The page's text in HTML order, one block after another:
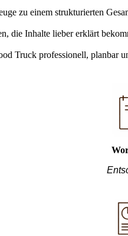
zu einem strukturierten
die Inhalte lieber erklärt
Truck professionell, planbar